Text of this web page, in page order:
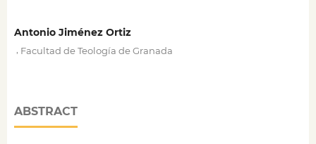
Antonio Jiménez Ortiz
Facultad de Teología de Granada
ABSTRACT